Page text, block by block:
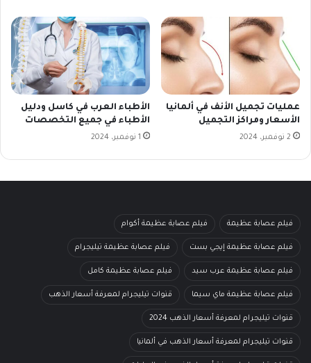
عمليات تجميل الأنف في ألمانيا
الأسعار ومراكز التجميل
2 نوفمبر، 2024
الأطباء العرب في كاسل ودليل
الأطباء في جميع التخصصات
1 نوفمبر، 2024
فيلم عصابة عظيمة فيلم عصابة عظيمة أكوام
فيلم عصابة عظيمة إيجي بست فيلم عصابة عظيمة تيليجرام
فيلم عصابة عظيمة عرب سيد فيلم عصابة عظيمة كامل
فيلم عصابة عظيمة ماي سيما قنوات تيليجرام لمعرفة أسعار الذهب
قنوات تيليجرام لمعرفة أسعار الذهب 2024
قنوات تيليجرام لمعرفة أسعار الذهب في ألمانيا